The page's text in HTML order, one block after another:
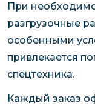
При
разгрузочные
особенными
привлекается
спецтехника.
Каждый заказ